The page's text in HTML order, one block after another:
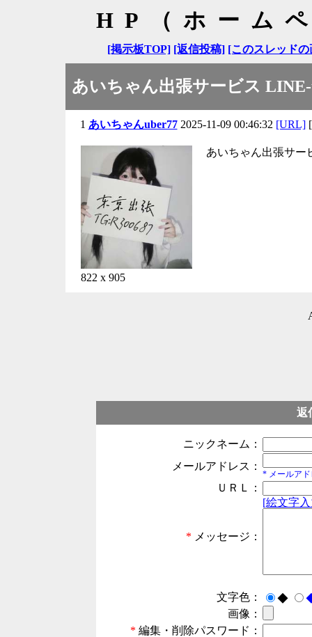
HP（ホーム
[掲示板TOP] [返信投稿] [このスレッド
あいちゃん出張サービス
1 あいちゃんuber772025-11-09 00:46:32 [URL]
822 x 905
あいちゃん出張サー
返
ニックネーム：
メールアドレス：
* メールア
ＵＲＬ：
* メッセージ：
[絵文字
文字色： ◆
画像：
* 編集・削除パスワード：